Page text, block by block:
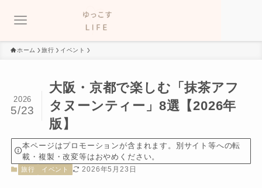
ホーム 旅行 イベント
大阪・京都で楽しむ「抹茶アフ
タヌーンティー」8選【2026年
版】
2026
5/23
本ページはプロモーションが含まれます。別サイト等への転
載・複製・改変等はおやめください。
旅行 イベント 2026年5月23日